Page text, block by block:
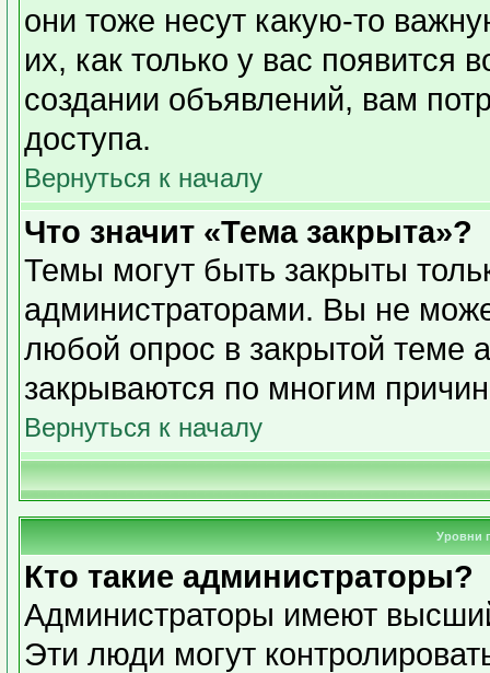
они тоже несут какую-то
их, как только у вас появится
создании объявлений, вам
доступа.
Вернуться к началу
Что значит «Тема закрыта»?
Темы могут быть закрыты
администраторами. Вы не
любой опрос в закрытой теме
закрываются по многим
Вернуться к началу
Уровни
Кто такие администраторы?
Администраторы имеют
Эти люди могут